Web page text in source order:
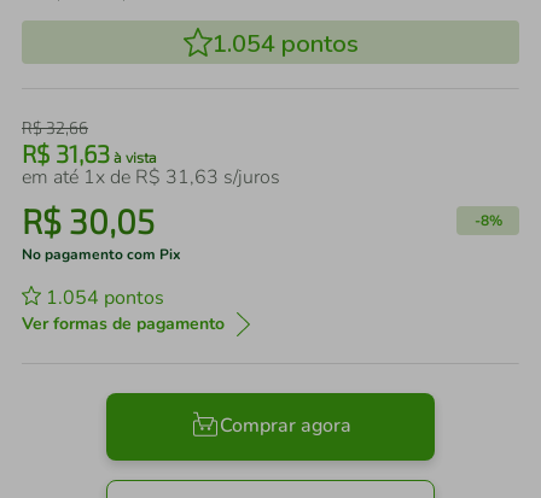
1.054pontos
R$32,66
R$ 31,63 à vista
em até 1x de R$ 31,63 s/juros
R$ 30,05 -8%
No pagamento com Pix
1.054 pontos
Ver formas de pagamento
Comprar agora